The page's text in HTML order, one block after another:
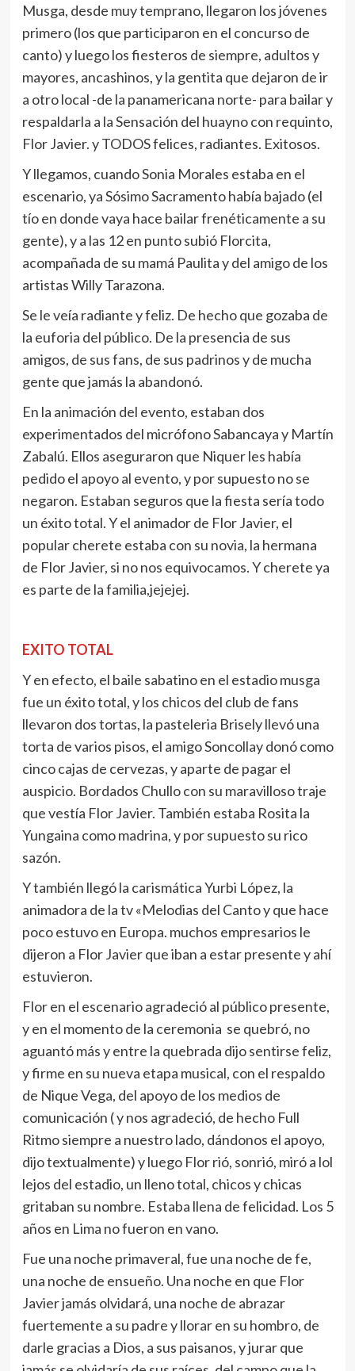
Musga, desde muy temprano, llegaron los jóvenes
primero (los que participaron en el concurso de
canto) y luego los fiesteros de siempre, adultos y
mayores, ancashinos, y la gentita que dejaron de ir
a otro local -de la panamericana norte- para bailar y
respaldarla a la Sensación del huayno con requinto,
Flor Javier. y TODOS felices, radiantes. Exitosos.
Y llegamos, cuando Sonia Morales estaba en el
escenario, ya Sósimo Sacramento había bajado (el
tío en donde vaya hace bailar frenéticamente a su
gente), y a las 12 en punto subió Florcita,
acompañada de su mamá Paulita y del amigo de los
artistas Willy Tarazona.
Se le veía radiante y feliz. De hecho que gozaba de
la euforia del público. De la presencia de sus
amigos, de sus fans, de sus padrinos y de mucha
gente que jamás la abandonó.
En la animación del evento, estaban dos
experimentados del micrófono Sabancaya y Martín
Zabalú. Ellos aseguraron que Niquer les había
pedido el apoyo al evento, y por supuesto no se
negaron. Estaban seguros que la fiesta sería todo
un éxito total. Y el animador de Flor Javier, el
popular cherete estaba con su novia, la hermana
de Flor Javier, si no nos equivocamos. Y cherete ya
es parte de la familia,jejejej.
EXITO TOTAL
Y en efecto, el baile sabatino en el estadio musga
fue un éxito total, y los chicos del club de fans
llevaron dos tortas, la pasteleria Brisely llevó una
torta de varios pisos, el amigo Soncollay donó como
cinco cajas de cervezas, y aparte de pagar el
auspicio. Bordados Chullo con su maravilloso traje
que vestía Flor Javier. También estaba Rosita la
Yungaina como madrina, y por supuesto su rico
sazón.
Y también llegó la carismática Yurbi López, la
animadora de la tv «Melodias del Canto y que hace
poco estuvo en Europa. muchos empresarios le
dijeron a Flor Javier que iban a estar presente y ahí
estuvieron.
Flor en el escenario agradeció al público presente,
y en el momento de la ceremonia se quebró, no
aguantó más y entre la quebrada dijo sentirse feliz,
y firme en su nueva etapa musical, con el respaldo
de Nique Vega, del apoyo de los medios de
comunicación ( y nos agradeció, de hecho Full
Ritmo siempre a nuestro lado, dándonos el apoyo,
dijo textualmente) y luego Flor rió, sonrió, miró a lol
lejos del estadio, un lleno total, chicos y chicas
gritaban su nombre. Estaba llena de felicidad. Los 5
años en Lima no fueron en vano.
Fue una noche primaveral, fue una noche de fe,
una noche de ensueño. Una noche en que Flor
Javier jamás olvidará, una noche de abrazar
fuertemente a su padre y llorar en su hombro, de
darle gracias a Dios, a sus paisanos, y jurar que